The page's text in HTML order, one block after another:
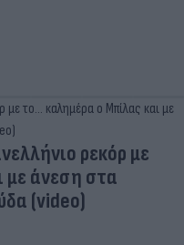
ρεκόρ με
με άνεση στα
(video)